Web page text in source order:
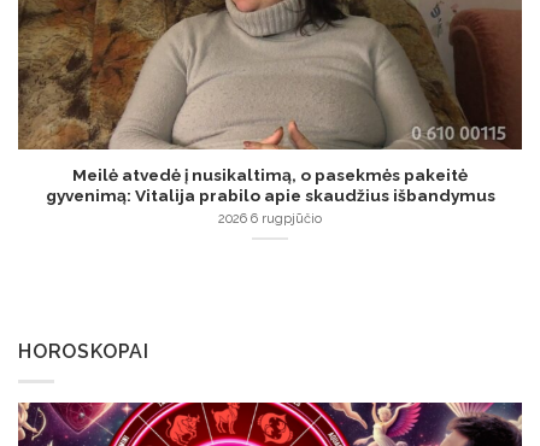
Meilė atvedė į nusikaltimą, o pasekmės pakeitė
gyvenimą: Vitalija prabilo apie skaudžius išbandymus
2026 6 rugpjūčio
HOROSKOPAI